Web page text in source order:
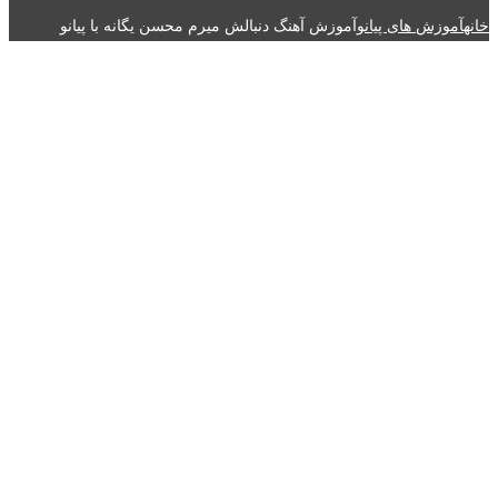
خانهآموزش های پیانوآموزش آهنگ دنبالش میرم محسن یگانه با پیانو